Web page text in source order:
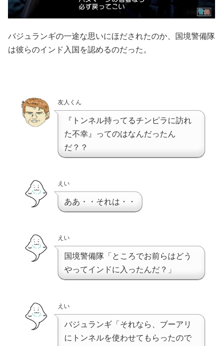
バジュランギの一途な思いにほだされたのか、国境警備隊
は彼らのインド入国を認めるのだった。
友人くん
『トンネル持ってるチンピラに訪れ
た不幸』ってのはなんだったん
だ？？
えい
ああ・・それは・・
えい
国境警備隊「ところでお前らはどう
やってインドに入ったんだ？」
えい
バジュランギ「それなら、ブーアリ
にトンネルを使わせてもらったので